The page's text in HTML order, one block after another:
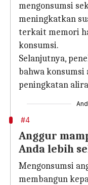
mengonsumsi
meningkatkan
terkait memori
konsumsi.
Selanjutnya,
bahwa konsumsi
peningkatan
#4
Anggur
Anda lebih
Mengonsumsi
membangun